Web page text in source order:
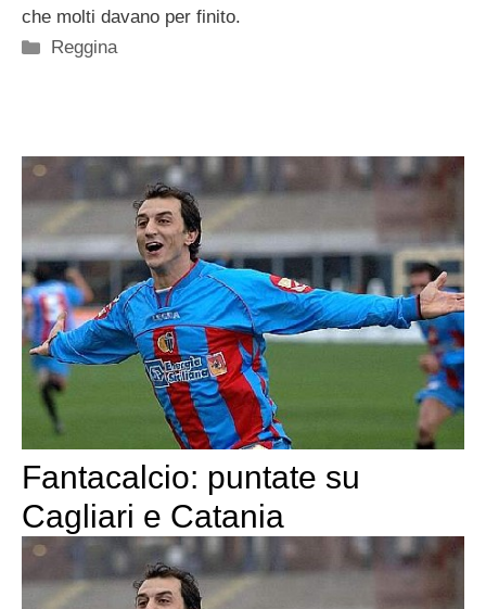
che molti davano per finito.
Categorie
Reggina
Fantacalcio: puntate su
Cagliari e Catania